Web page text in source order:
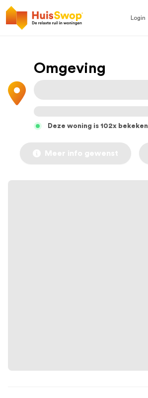
Login
Omgeving
Deze woning is 102x bekeken
Meer info gewenst